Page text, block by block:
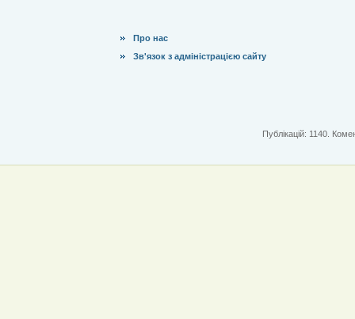
Про нас
Зв'язок з адміністрацією сайту
Публікацій: 1140.